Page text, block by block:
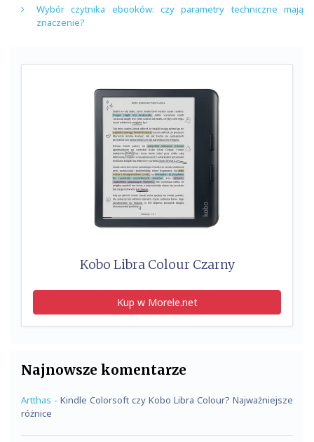
Wybór czytnika ebooków: czy parametry techniczne mają
znaczenie?
Kobo Libra Colour Czarny
Kup w Morele.net
Najnowsze komentarze
Artthas - Kindle Colorsoft czy Kobo Libra Colour? Najważniejsze
różnice